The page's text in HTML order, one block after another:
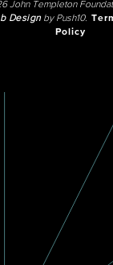
John Templeton
Designby Push10.
Policy